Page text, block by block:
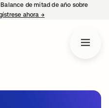
de mitad de año sobre
ahora →se abre en una